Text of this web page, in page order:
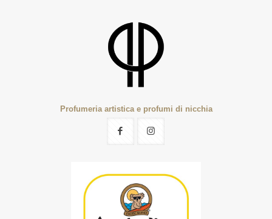
Profumeria artistica e profumi di nicchia